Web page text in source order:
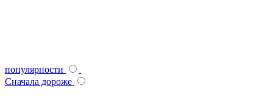
популярности
Сначала дороже